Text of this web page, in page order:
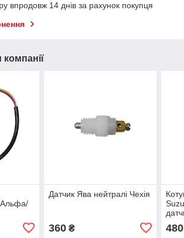
впродовж 14 днів за рахунок покупця
компанії
Альфа/
Датчик Ява нейтралі Чехія
360₴ 480